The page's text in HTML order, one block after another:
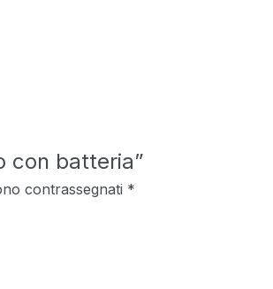
con batteria”
contrassegnati *